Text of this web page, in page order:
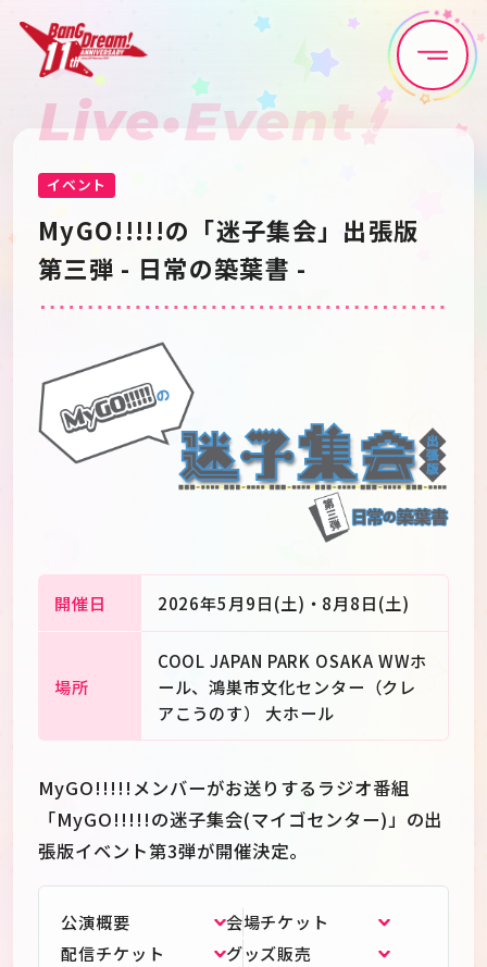
Home News
Live•Event
Artist Anime
Schedule
Live•Event
イベント
MyGO!!!!!の「迷子集会」出張版
第三弾 - 日常の築葉書 -
開催日 2026年5月9日(土)・8月8日(土)
場所
COOL JAPAN PARK OSAKA WWホ
ール、鴻巣市文化センター（クレ
アこうのす） 大ホール
MyGO!!!!!メンバーがお送りするラジオ番組
「MyGO!!!!!の迷子集会(マイゴセンター)」の出
張版イベント第3弾が開催決定。
公演概要
会場チケット
配信チケット
グッズ販売